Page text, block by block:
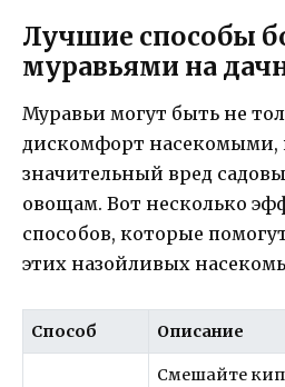
Лучшие способы
муравьями на
Муравьи могут быть не
дискомфорт насекомыми,
значительный вред
овощам. Вот несколько
способов, которые
этих назойливых
Способ Описание
Смешайте